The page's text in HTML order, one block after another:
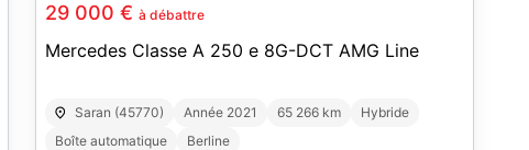
29 000 €à débattre
Mercedes Classe A 250 e 8G-DCT AMG Line
Saran (45770) Année 2021 65 266 km
Hybride
Boîte automatique
Berline